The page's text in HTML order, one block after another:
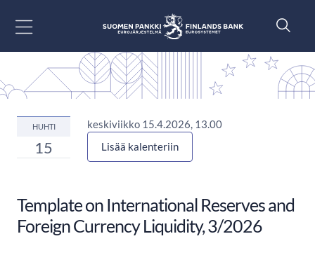
HUHTI
15
keskiviikko 15.4.2026, 13.00
Lisää kalenteriin
Template on International Reserves and
Foreign Currency Liquidity, 3/2026